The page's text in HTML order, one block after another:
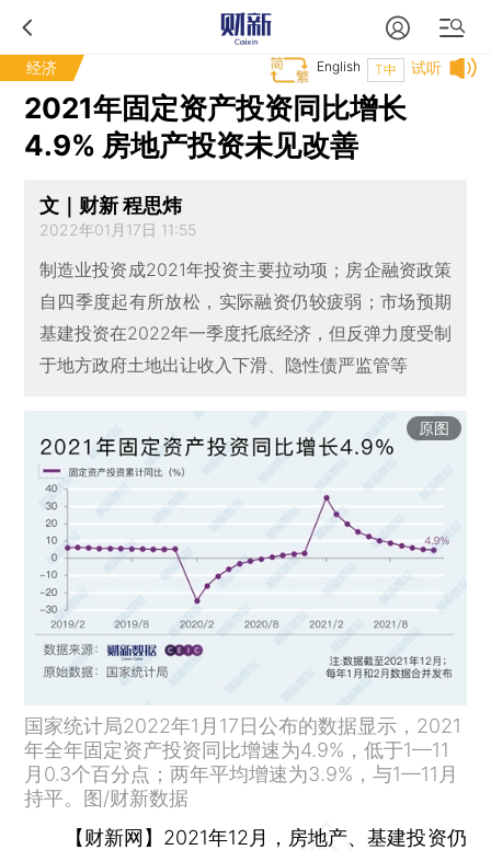
经济 试听
T中
English
2021年固定资产投资同比增长
4.9% 房地产投资未见改善
文｜财新 程思炜
2022年01月17日 11:55
制造业投资成2021年投资主要拉动项；房企融资政策
自四季度起有所放松，实际融资仍较疲弱；市场预期
基建投资在2022年一季度托底经济，但反弹力度受制
于地方政府土地出让收入下滑、隐性债严监管等
原图
国家统计局2022年1月17日公布的数据显示，2021
年全年固定资产投资同比增速为4.9%，低于1—11
月0.3个百分点；两年平均增速为3.9%，与1—11月
持平。图/财新数据
【财新网】 2021年12月，房地产、基建投资仍